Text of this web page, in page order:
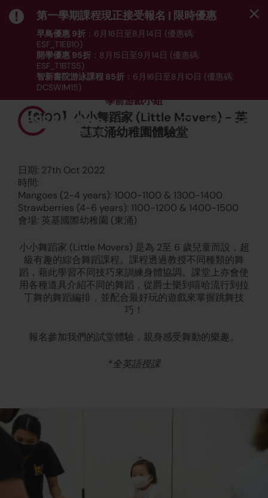
第一學期課程現正接受報名 | 限時優惠
早鳥優惠 9折 ：6月16日至8月14日 (優惠碼:
ESF_T1EB10)
開學優惠 95折 ：8月15日至9月14日 (優惠碼:
ESF_T1BTS5)
智新書院游泳課程 85折 ：6月16日至8月10日 (優惠碼:
DCSWIM15)
*受條款及細則約束｜按此瀏覽課程列表
MENU
學前游戲小組
【$100】小小舞蹈家 (Little Movers) - 英
基東涌幼稚園體驗堂
日期: 27th Oct 2022
時間:
Mangoes (2-4 years): 1000-1100 & 1300-1400
Strawberries (4-6 years): 1100-1200 & 1400-1500
會場: 英基國際幼稚園 (東涌)
小小舞蹈家 (Little Movers) 是為 2至 6 歲兒童而設，超
級有趣的綜合舞蹈課程。課程透過教授不同種類的舞
蹈，藉此學習不同技巧來訓練身體協調。課堂上亦會使
用各種道具介紹不同的舞蹈，從爵士樂到嘻哈流行到拉
丁舞的舞蹈編排，並配合最好玩的遊戲來掌握跳舞技
巧！
報名參加我們的試堂體驗，親身感受舞動的樂趣。
*全英語授課